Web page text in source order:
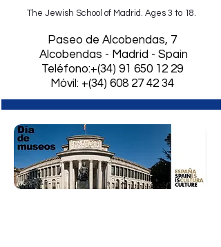
The Jewish School of Madrid. Ages 3 to 18.
​Paseo de Alcobendas, 7
Alcobendas - Madrid - Spain
Teléfono:+(34) 91 650 12 29
Móvil: +(34) 608 27 42 34